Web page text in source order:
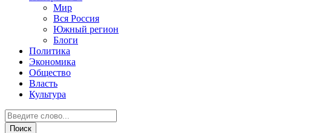
Мир
Вся Россия
Южный регион
Блоги
Политика
Экономика
Общество
Власть
Культура